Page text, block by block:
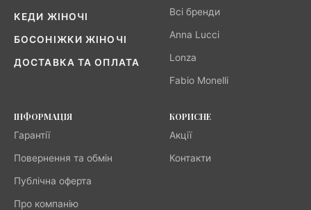
КЕДИ ЖІНОЧІ
БОСОНІЖКИ ЖІНОЧІ
ДОСТАВКА ТА ОПЛАТА
Всі бренди
Anna Lucci
Lonza
Fabio Monelli
ІНФОРМАЦІЯ
Гарантії
Повернення та обмін
Публічна оферта
Про компанію
КОРИСНЕ
Акції
Контакти